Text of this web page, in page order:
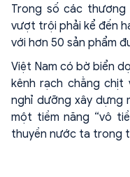
Trong số các
vượt trội phải kể đến
với hơn 50 sản phẩm
Việt Nam có bờ biển
kênh rạch chằng
nghỉ dưỡng xây dựng
một tiềm năng “vô
thuyền nước ta trong